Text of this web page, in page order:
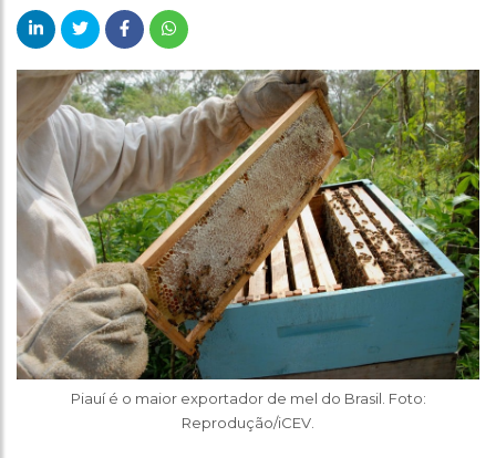
Piauí é o maior exportador de mel do Brasil. Foto:
Reprodução/iCEV.